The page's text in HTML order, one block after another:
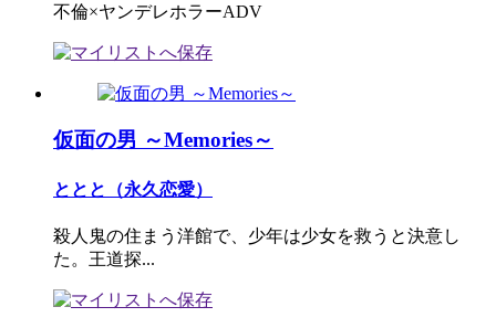
不倫×ヤンデレホラーADV
仮面の男 ～Memories～
ととと（永久恋愛）
殺人鬼の住まう洋館で、少年は少女を救うと決意し
た。王道探...